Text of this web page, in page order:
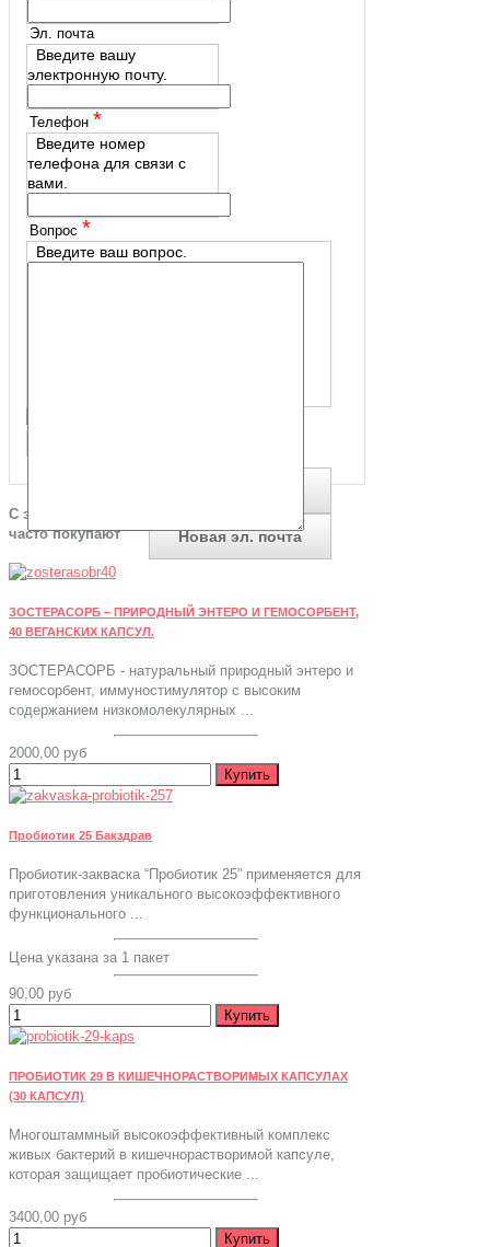
Эл. почта
Введите вашу
электронную почту.
Телефон *
Введите номер
телефона для связи с
вами.
Вопрос *
Введите ваш вопрос.
С этим товаром
часто покупают
ЗОСТЕРАСОРБ – ПРИРОДНЫЙ ЭНТЕРО И ГЕМОСОРБЕНТ,
40 ВЕГАНСКИХ КАПСУЛ.
ЗОСТЕРАСОРБ - натуральный природный энтеро и
гемосорбент, иммуностимулятор с высоким
содержанием низкомолекулярных ...
2000,00 руб
Пробиотик 25 Бакздрав
Пробиотик-закваска “Пробиотик 25” применяется для
приготовления уникального высокоэффективного
функционального ...
Цена указана за 1 пакет
90,00 руб
ПРОБИОТИК 29 В КИШЕЧНОРАСТВОРИМЫХ КАПСУЛАХ
(30 КАПСУЛ)
Многоштаммный высокоэффективный комплекс
живых бактерий в кишечнорастворимой капсуле,
которая защищает пробиотические ...
3400,00 руб